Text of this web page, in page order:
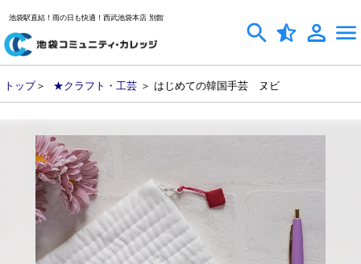
池袋駅直結！雨の日も快適！西武池袋本店 別館
トップ＞ ★クラフト・工芸 ＞ はじめての韓国手芸 ヌビ